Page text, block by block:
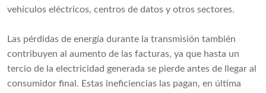
vehículos eléctricos, centros de datos y otros sectores.
Las pérdidas de energía durante la transmisión también
contribuyen al aumento de las facturas, ya que hasta un
tercio de la electricidad generada se pierde antes de llegar al
consumidor final. Estas ineficiencias las pagan, en última